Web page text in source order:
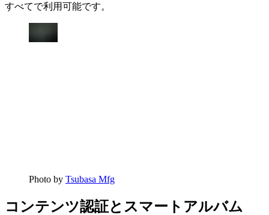
すべてで利用可能です。
Photo by Tsubasa Mfg
コンテンツ認証とスマートアルバム